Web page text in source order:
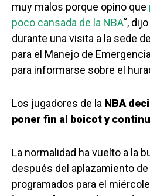
muy malos porque opino que
poco cansada de la NBA“,
durante una visita a la sede
para el Manejo de
para informarse sobre el
Los jugadores de la NBA
poner fin al boicot y
La normalidad ha vuelto a la
después del aplazamiento
programados para el